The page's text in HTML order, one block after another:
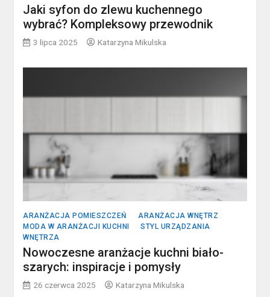
Jaki syfon do zlewu kuchennego
wybrać? Kompleksowy przewodnik
3 lipca 2025 Katarzyna Mikulska
ARANŻACJA POMIESZCZEŃ
ARANŻACJA WNĘTRZ
MODA W ARANŻACJI KUCHNI
STYL URZĄDZANIA
WNĘTRZA
Nowoczesne aranżacje kuchni biało-
szarych: inspiracje i pomysły
26 czerwca 2025 Katarzyna Mikulska